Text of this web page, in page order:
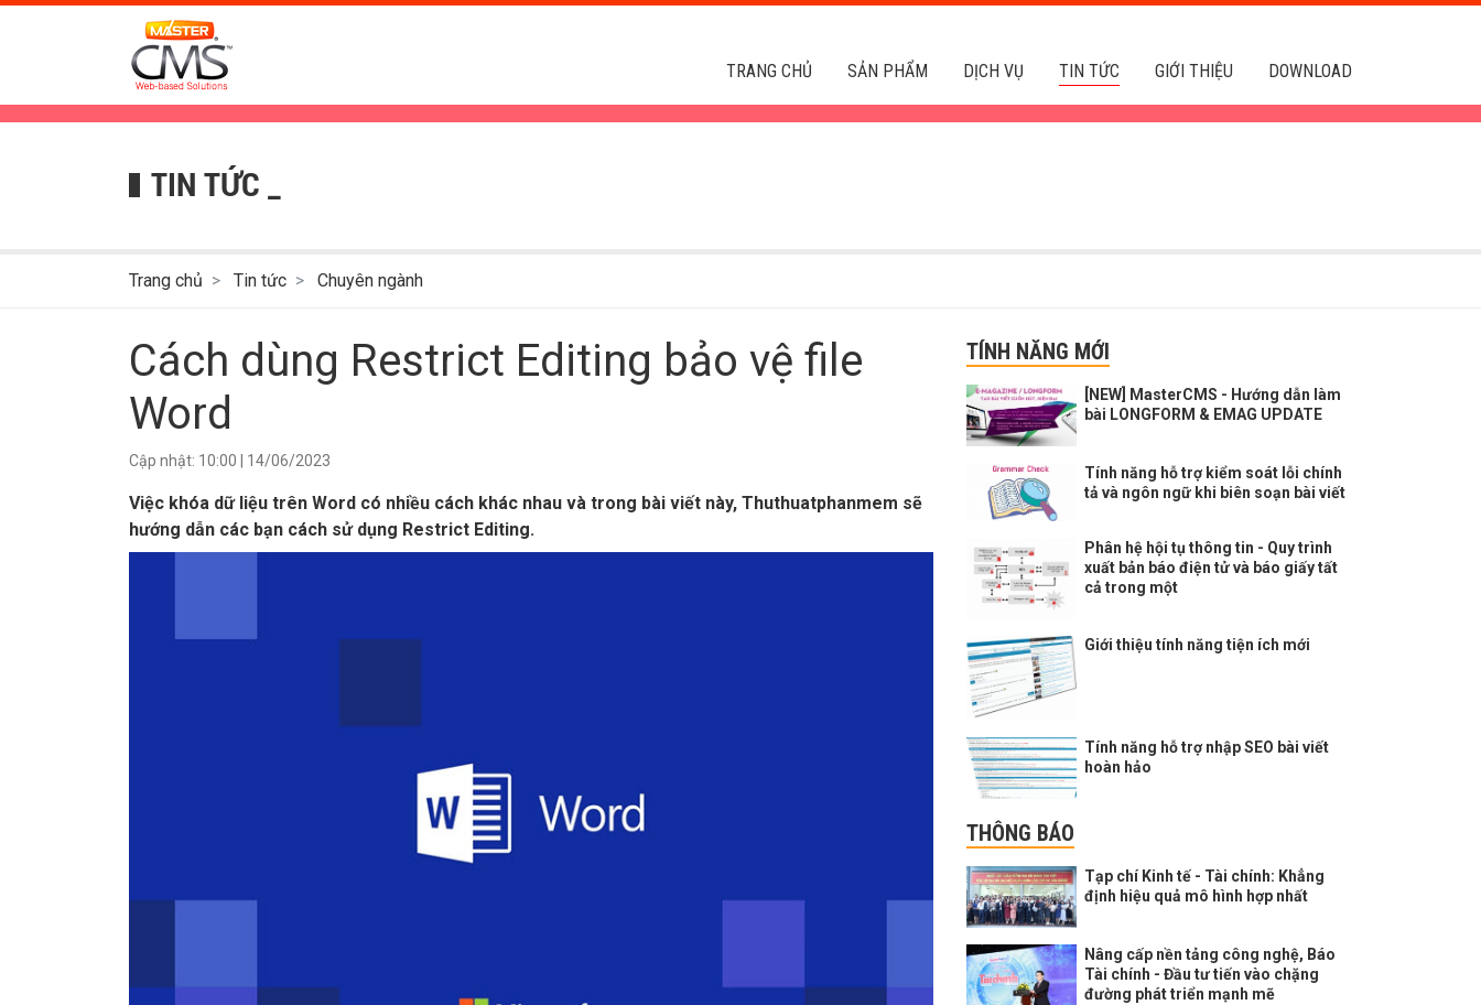
TRANG CHỦ SẢN PHẨM DỊCH VỤ TIN TỨC GIỚI THIỆU DOWNLOAD
TIN TỨC _
Trang chủ Tin tức Chuyên ngành
Cách dùng Restrict Editing bảo vệ file
Word
Cập nhật: 10:00 14/06/2023
Việc khóa dữ liệu trên Word có nhiều cách khác nhau và trong bài viết này, Thuthuatphanmem sẽ
hướng dẫn các bạn cách sử dụng Restrict Editing.
TÍNH NĂNG MỚI
[NEW] MasterCMS - Hướng dẫn làm
bài LONGFORM & EMAG UPDATE
Tính năng hỗ trợ kiểm soát lỗi chính
tả và ngôn ngữ khi biên soạn bài viết
Phân hệ hội tụ thông tin - Quy trình
xuất bản báo điện tử và báo giấy tất
cả trong một
Giới thiệu tính năng tiện ích mới
Tính năng hỗ trợ nhập SEO bài viết
hoàn hảo
THÔNG BÁO
Tạp chí Kinh tế - Tài chính: Khẳng
định hiệu quả mô hình hợp nhất
Nâng cấp nền tảng công nghệ, Báo
Tài chính - Đầu tư tiến vào chặng
đường phát triển mạnh mẽ